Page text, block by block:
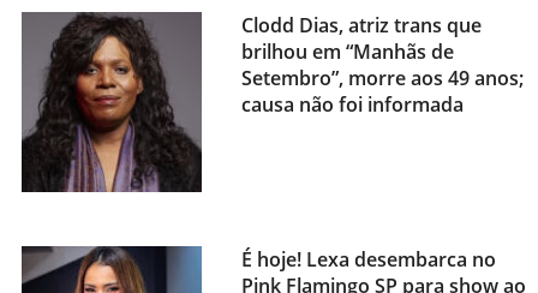
Clodd Dias, atriz trans que
brilhou em “Manhãs de
Setembro”, morre aos 49 anos;
causa não foi informada
É hoje! Lexa desembarca no
Pink Flamingo SP para show ao